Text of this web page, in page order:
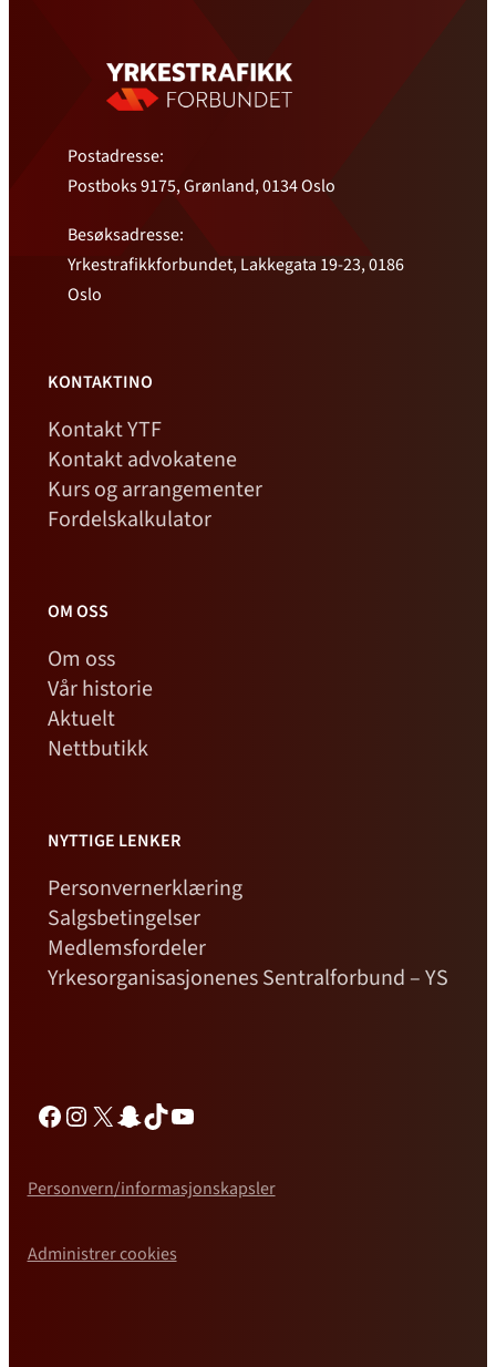
Postadresse:
Postboks 9175, Grønland, 0134 Oslo
Besøksadresse:
Yrkestrafikkforbundet, Lakkegata 19-23, 0186
Oslo
KONTAKTINO
Kontakt YTF
Kontakt advokatene
Kurs og arrangementer
Fordelskalkulator
OM OSS
Om oss
Vår historie
Aktuelt
Nettbutikk
NYTTIGE LENKER
Personvernerklæring
Salgsbetingelser
Medlemsfordeler
Yrkesorganisasjonenes Sentralforbund – YS
Personvern/informasjonskapsler
Administrer cookies
Facebook
Instagram
X Snapchat
TikTokYouTube